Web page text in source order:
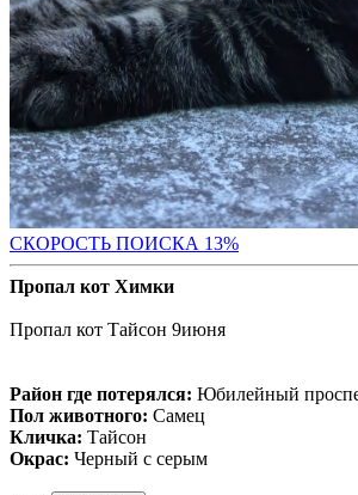
СКОРОСТЬ ПОИСКА 13%
Пропал кот Химки
Пропал кот Тайсон 9июня
Район где потерялся: Юбилейный
Пол животного: Самец
Кличка: Тайсон
Окрас: Черный с серым